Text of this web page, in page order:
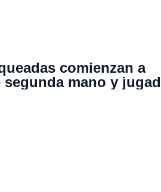
comienzan a
mano y
saberlo